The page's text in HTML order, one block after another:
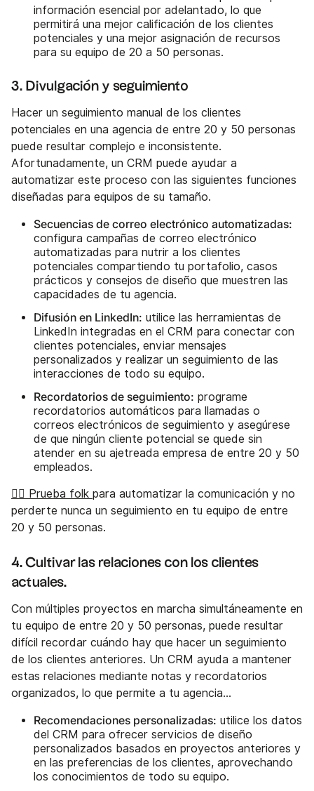
información esencial por adelantado, lo que
permitirá una mejor calificación de los clientes
potenciales y una mejor asignación de recursos
para su equipo de 20 a 50 personas.
3. Divulgación y seguimiento
Hacer un seguimiento manual de los clientes
potenciales en una agencia de entre 20 y 50 personas
puede resultar complejo e inconsistente.
Afortunadamente, un CRM puede ayudar a
automatizar este proceso con las siguientes funciones
diseñadas para equipos de su tamaño.
Secuencias de correo electrónico automatizadas:
configura campañas de correo electrónico
automatizadas para nutrir a los clientes
potenciales compartiendo tu portafolio, casos
prácticos y consejos de diseño que muestren las
capacidades de tu agencia.
Difusión en LinkedIn: utilice las herramientas de
LinkedIn integradas en el CRM para conectar con
clientes potenciales, enviar mensajes
personalizados y realizar un seguimiento de las
interacciones de todo su equipo.
Recordatorios de seguimiento: programe
recordatorios automáticos para llamadas o
correos electrónicos de seguimiento y asegúrese
de que ningún cliente potencial se quede sin
atender en su ajetreada empresa de entre 20 y 50
empleados.
👉🏼 Prueba folk para automatizar la comunicación y no
perderte nunca un seguimiento en tu equipo de entre
20 y 50 personas.
4. Cultivar las relaciones con los clientes
actuales.
Con múltiples proyectos en marcha simultáneamente en
tu equipo de entre 20 y 50 personas, puede resultar
difícil recordar cuándo hay que hacer un seguimiento
de los clientes anteriores. Un CRM ayuda a mantener
estas relaciones mediante notas y recordatorios
organizados, lo que permite a tu agencia...
Recomendaciones personalizadas: utilice los datos
del CRM para ofrecer servicios de diseño
personalizados basados en proyectos anteriores y
en las preferencias de los clientes, aprovechando
los conocimientos de todo su equipo.